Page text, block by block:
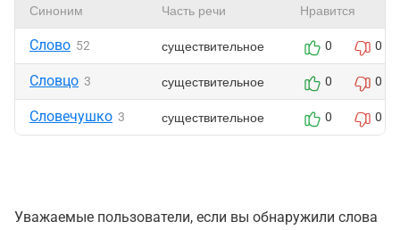
Синоним Часть речи Нравится
Слово 52 существительное 0 0
Словцо 3 существительное 0 0
Словечушко 3 существительное 0 0
Уважаемые пользователи, если вы обнаружили слова